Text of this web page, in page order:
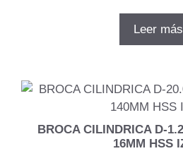
originalactual
Leer más
BROCA CILINDRICA D-
16MM HSS